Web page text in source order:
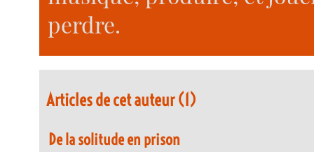
perdre.
Articles de cet auteur (1)
De la solitude en prison